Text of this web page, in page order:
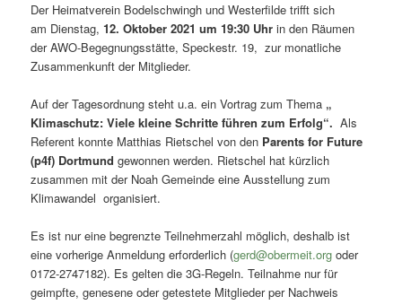
Der Heimatverein Bodelschwingh und Westerfilde trifft sich
am Dienstag,12. Oktober 2021 um 19:30 Uhr in den Räumen
der AWO-Begegnungsstätte, Speckestr. 19, zur monatliche
Zusammenkunft der Mitglieder.
Auf der Tagesordnung steht u.a. ein Vortrag zum Thema „
Klimaschutz: Viele kleine Schritte führen zum Erfolg“.Als
Referent konnte Matthias Rietschel von den Parents for Future
(p4f) Dortmund gewonnen werden. Rietschel hat kürzlich
zusammen mit der Noah Gemeinde eine Ausstellung zum
Klimawandel organisiert.
Es ist nur eine begrenzte Teilnehmerzahl möglich, deshalb ist
eine vorherige Anmeldung erforderlich (gerd@obermeit.org oder
0172-2747182). Es gelten die 3G-Regeln. Teilnahme nur für
geimpfte, genesene oder getestete Mitglieder per Nachweis